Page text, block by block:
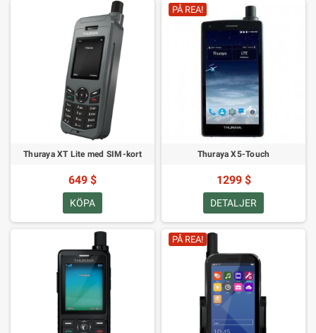
Thuraya XT Lite med SIM-kort
649 $
KÖPA
PÅ REA!
Thuraya X5-Touch
1299 $
DETALJER
PÅ REA!